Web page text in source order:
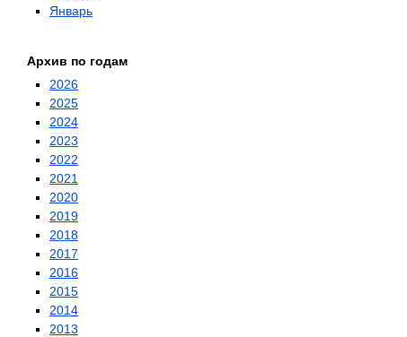
Январь
Архив по годам
2026
2025
2024
2023
2022
2021
2020
2019
2018
2017
2016
2015
2014
2013